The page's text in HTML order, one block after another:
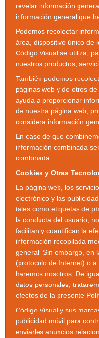
revelar información
información general que
Podemos recolectar
área, dispositivo único de
Código Visual se utiliza,
nuestros productos,
También podemos
páginas web y de otros
ayuda a proporcionar
de nuestra página web,
considera información
En caso de que
información combinada
combinada.
Cookies y Otras
La página web, los
electrónico y las
tales como etiquetas de
la conducta del usuario,
facilitan y cuantifican la
información recopilada
general. Sin embargo, en
(protocolo de Internet) o
haremos nosotros. De
datos personales,
efectos de la presente
Código Visual y sus
publicidad móvil para
enviarles anuncios